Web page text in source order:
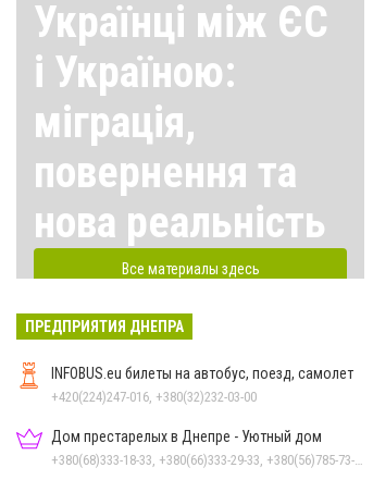
Українці між ЄС
і Україною:
міграція,
повернення та
нова реальність
Все материалы здесь
ПРЕДПРИЯТИЯ ДНЕПРА
INFOBUS.eu билеты на автобус, поезд, самолет
+420(224)247-016, +380(32)232-03-00
Дом престарелых в Днепре - Уютный дом